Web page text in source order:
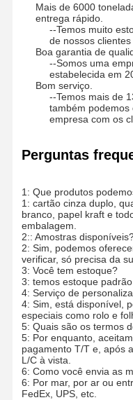
Mais de 6000
entrega rápido.
--Temos muito
de nossos
Boa garantia de
--Somos uma
estabelecida em
Bom serviço.
--Temos mais de
também podemos
empresa com os
Perguntas
1: Que produtos
1: cartão cinza duplo,
branco, papel kraft e
embalagem.
2:: Amostras
2: Sim, podemos
verificar, só precisa da
3: Você tem estoque?
3: temos estoque
4: Serviço de
4: Sim, está disponível,
especiais como rolo e
5: Quais são os termos
5: Por enquanto,
pagamento T/T e, após
L/C à vista.
6: Como você envia as
6: Por mar, por ar ou
FedEx, UPS, etc.